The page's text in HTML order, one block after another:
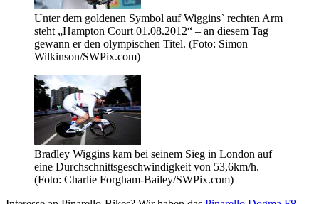
Unter dem goldenen Symbol auf Wiggins` rechten Arm
steht „Hampton Court 01.08.2012“ – an diesem Tag
gewann er den olympischen Titel. (Foto: Simon
Wilkinson/SWPix.com)
Bradley Wiggins kam bei seinem Sieg in London auf
eine Durchschnittsgeschwindigkeit von 53,6km/h.
(Foto: Charlie Forgham-Bailey/SWPix.com)